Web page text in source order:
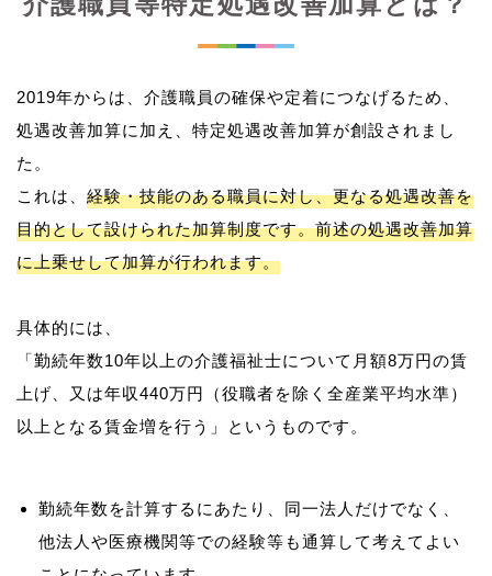
2019年からは、介護職員の確保や定着につなげるため、
処遇改善加算に加え、特定処遇改善加算が創設されまし
た。
これは、 経験・技能のある職員に対し、更なる処遇改善を
目的として設けられた加算制度です。前述の処遇改善加算
に上乗せして加算が行われます。
具体的には、
「勤続年数10年以上の介護福祉士について月額8万円の賃
上げ、又は年収440万円（役職者を除く全産業平均水準）
勤続年数を計算するにあたり、同一法人だけでなく、
他法人や医療機関等での経験等も通算して考えてよい